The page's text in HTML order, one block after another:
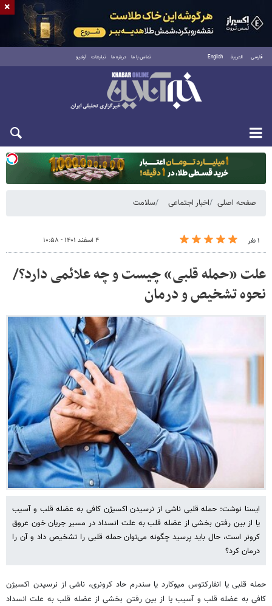
فارسی العربية English تماس با ما درباره ما تبلیغات آرشیو
دوشنبه ۱۹ مرداد ۱۴۰۵
صفحه اصلی اخبار اجتماعی سلامت
۱ نفر ۴ اسفند ۱۴۰۱ - ۱۰:۵۸
علت «حمله قلبی» چیست و چه علائمی دارد؟/
نحوه تشخیص و درمان
ایسنا نوشت: حمله قلبی ناشی از نرسیدن اکسیژن کافی به عضله قلب و آسیب
یا از بین رفتن بخشی از عضله قلب به علت انسداد در مسیر جریان خون عروق
کرونر است، حال باید پرسید چگونه می‌توان حمله قلبی را تشخیص داد و آن را
درمان کرد؟
حمله قلبی یا انفارکتوس میوکارد یا سندرم حاد کرونری، ناشی از نرسیدن اکسیژن
کافی به عضله قلب و آسیب یا از بین رفتن بخشی از عضله قلب به علت انسداد
×